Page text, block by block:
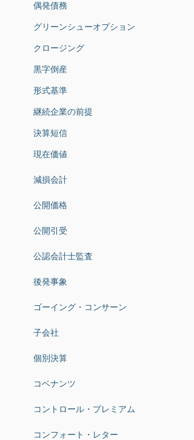
偶発債務
グリーンシューオプション
クロージング
黒字倒産
形式基準
継続企業の前提
決算短信
現在価値
減損会計
公開価格
公開引受
公認会計士監査
後発事象
ゴーイング・コンサーン
子会社
個別決算
コベナンツ
コントロール・プレミアム
コンフォート・レター